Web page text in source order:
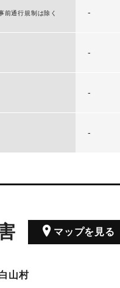
前通行規制は除く -
-
-
-
マップを見る
山村